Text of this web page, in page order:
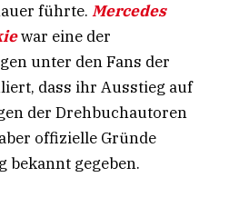
führte. Mercedes
war eine der
unter den Fans der
dass ihr Ausstieg auf
der Drehbuchautoren
offizielle Gründe
bekannt gegeben.